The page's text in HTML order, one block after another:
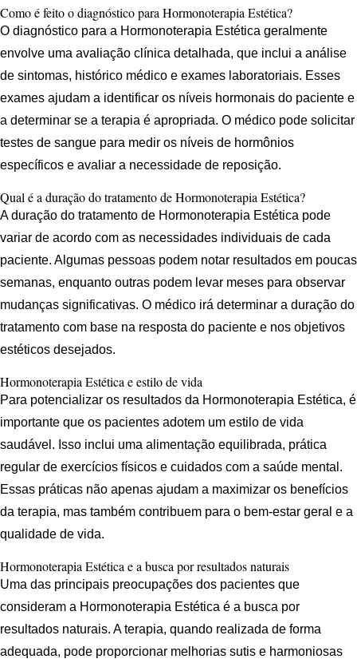
Como é feito o diagnóstico para Hormonoterapia Estética?
O diagnóstico para a Hormonoterapia Estética geralmente
envolve uma avaliação clínica detalhada, que inclui a análise
de sintomas, histórico médico e exames laboratoriais. Esses
exames ajudam a identificar os níveis hormonais do paciente e
a determinar se a terapia é apropriada. O médico pode solicitar
testes de sangue para medir os níveis de hormônios
específicos e avaliar a necessidade de reposição.
Qual é a duração do tratamento de Hormonoterapia Estética?
A duração do tratamento de Hormonoterapia Estética pode
variar de acordo com as necessidades individuais de cada
paciente. Algumas pessoas podem notar resultados em poucas
semanas, enquanto outras podem levar meses para observar
mudanças significativas. O médico irá determinar a duração do
tratamento com base na resposta do paciente e nos objetivos
estéticos desejados.
Hormonoterapia Estética e estilo de vida
Para potencializar os resultados da Hormonoterapia Estética, é
importante que os pacientes adotem um estilo de vida
saudável. Isso inclui uma alimentação equilibrada, prática
regular de exercícios físicos e cuidados com a saúde mental.
Essas práticas não apenas ajudam a maximizar os benefícios
da terapia, mas também contribuem para o bem-estar geral e a
qualidade de vida.
Hormonoterapia Estética e a busca por resultados naturais
Uma das principais preocupações dos pacientes que
consideram a Hormonoterapia Estética é a busca por
resultados naturais. A terapia, quando realizada de forma
adequada, pode proporcionar melhorias sutis e harmoniosas